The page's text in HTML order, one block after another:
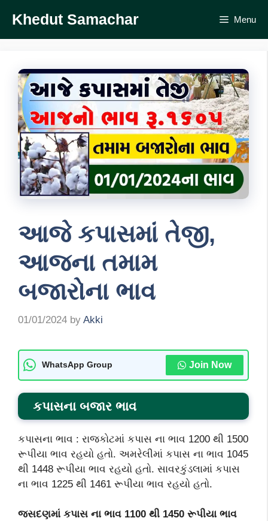
content
Khedut Samachar Menu
આજે કપાસમાં તેજી,
આજના તમામ
બજારોના ભાવ
01/01/2024 by Akki
WhatsApp Group Join Now
કપાસના બજાર ભાવ
કપાસના ભાવ : રાજકોટમાં કપાસ ના ભાવ 1200 થી 1500
રૂપીયા ભાવ રહયો હતો. અમરેલીમાં કપાસ ના ભાવ 1045
થી 1448 રૂપીયા ભાવ રહયો હતો. સાવરકુંડલામાં કપાસ
ના ભાવ 1225 થી 1461 રૂપીયા ભાવ રહયો હતો.
જસદણમાં કપાસ ના ભાવ 1100 થી 1450 રૂપીયા ભાવ